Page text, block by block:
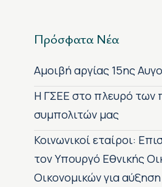
Πρόσφατα Νέα
Αμοιβή αργίας 15ης
H ΓΣΕΕ στο πλευρό των
συμπολιτών μας
Κοινωνικοί εταίροι:
τον Υπουργό Εθνικής
Οικονομικών για